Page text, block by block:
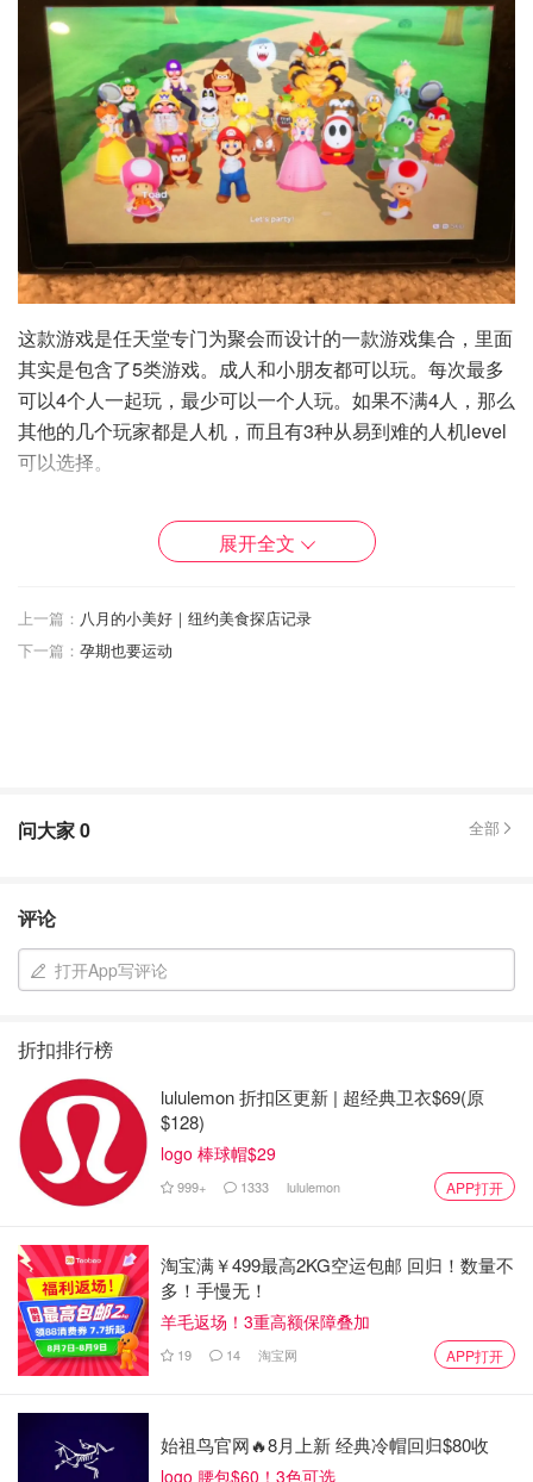
这款游戏是任天堂专门为聚会而设计的一款游戏集合，里面
其实是包含了5类游戏。成人和小朋友都可以玩。每次最多
可以4个人一起玩，最少可以一个人玩。如果不满4人，那么
其他的几个玩家都是人机，而且有3种从易到难的人机level
可以选择。
其中的5款游戏包括：
划船闯关🚣🏻
的难度升级，需要配合更加默契才能在规定时间完成。也可
展开全文
上一篇： 八月的小美好｜纽约美食探店记录
下一篇： 孕期也要运动
问大家0 全部
评论
打开App写评论
折扣排行榜
lululemon 折扣区更新 | 超经典卫衣$69(原
$128)
logo 棒球帽$29
999+ 1333 lululemon APP打开
淘宝满￥499最高2KG空运包邮 回归！数量不
多！手慢无！
羊毛返场！3重高额保障叠加
19 14 淘宝网 APP打开
始祖鸟官网🔥8月上新 经典冷帽回归$80收
logo 腰包$60！3色可选